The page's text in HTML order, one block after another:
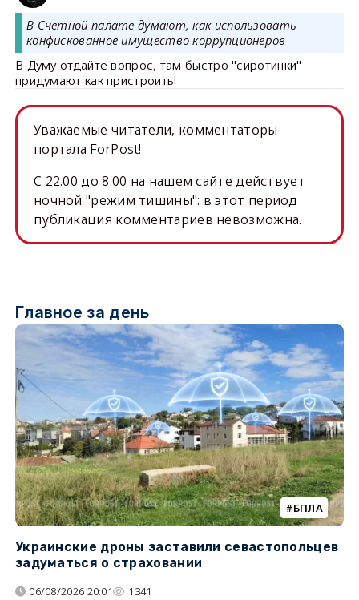
В Счетной палате думают, как использовать
конфискованное имущество коррупционеров
В Думу отдайте вопрос, там быстро "сиротинки"
придумают как пристроить!
Уважаемые читатели, комментаторы
портала ForPost!
C 22.00 до 8.00 на нашем сайте действует
ночной "режим тишины": в этот период
публикация комментариев невозможна.
Главное за день
БПЛА
Украинские дроны заставили севастопольцев
задуматься о страховании
06/08/2026 20:01 1341